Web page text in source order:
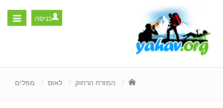
Toggle
כניסה
המזרח הרחוק לאוס מפלים